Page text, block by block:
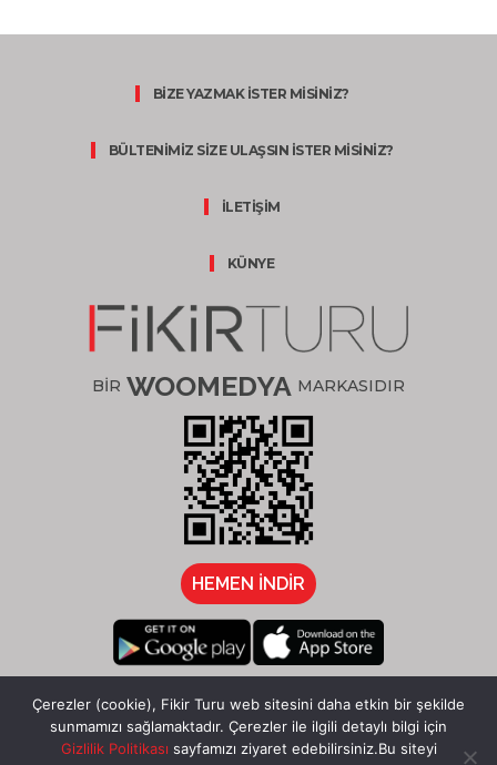
BİZE YAZMAK İSTER MİSİNİZ?
BÜLTENİMİZ SİZE ULAŞSIN İSTER MİSİNİZ?
İLETİŞİM
KÜNYE
BİR WOOMEDYA MARKASIDIR
HEMEN İNDİR
Çerezler (cookie), Fikir Turu web sitesini daha etkin bir şekilde
sunmamızı sağlamaktadır. Çerezler ile ilgili detaylı bilgi için
Gizlilik Politikası sayfamızı ziyaret edebilirsiniz.Bu siteyi